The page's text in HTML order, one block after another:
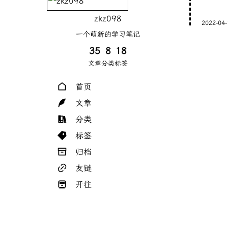
zkz098
一个萌新的学习笔记
35
文章
8
分类
18
标签
首页
文章
分类
标签
归档
友链
开往
2022-